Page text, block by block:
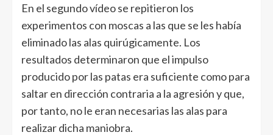
En el segundo vídeo se repitieron los
experimentos con moscas a las que se les había
eliminado las alas quirúgicamente. Los
resultados determinaron que el impulso
producido por las patas era suficiente como para
saltar en dirección contraria a la agresión y que,
por tanto, no le eran necesarias las alas para
realizar dicha maniobra.